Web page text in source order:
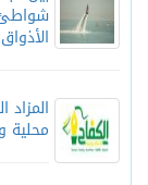
الأذواق
محلية